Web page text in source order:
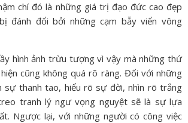
chí đó là những giá trị đạo đức cao đẹp
đánh đổi bởi những cạm bẫy viển vông
hình ảnh trừu tượng vì vậy mà những thứ
cũng không quá rõ ràng. Đối với những
sự thanh tao, hiểu rõ sự đời, nhìn rõ trắng
tranh lý ngư vọng nguyệt sẽ là sự lựa
Ngược lại, với những người có công việc